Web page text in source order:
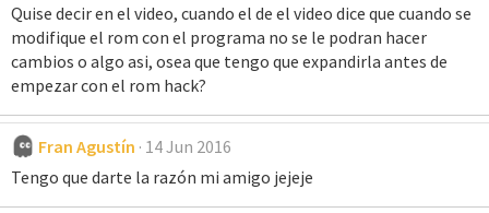
Quise decir en el video, cuando el de el video dice que cuando se
modifique el rom con el programa no se le podran hacer
cambios o algo asi, osea que tengo que expandirla antes de
empezar con el rom hack?
Fran Agustín 14 Jun 2016
Tengo que darte la razón mi amigo jejeje